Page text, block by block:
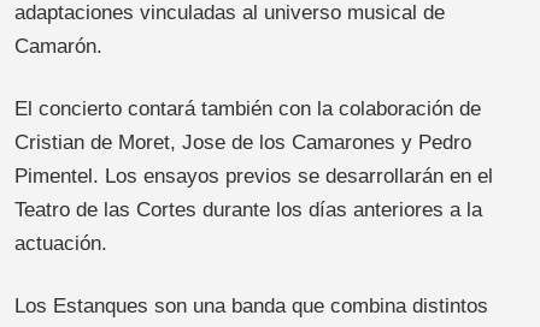
adaptaciones vinculadas al universo musical de
Camarón.
El concierto contará también con la colaboración de
Cristian de Moret, Jose de los Camarones y Pedro
Pimentel. Los ensayos previos se desarrollarán en el
Teatro de las Cortes durante los días anteriores a la
actuación.
Los Estanques son una banda que combina distintos